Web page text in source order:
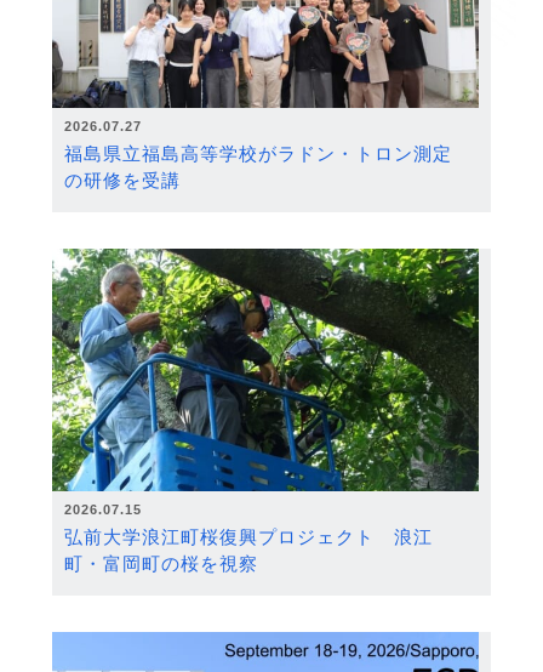
2026.07.27
福島県立福島高等学校がラドン・トロン測定
の研修を受講
2026.07.15
弘前大学浪江町桜復興プロジェクト 浪江
町・富岡町の桜を視察